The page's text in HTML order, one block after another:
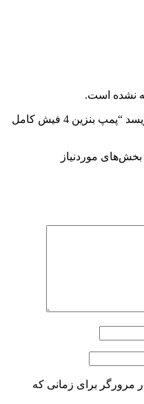
نشده است.
اولین کسی باشید که دیدگاهی می نویسد “پمپ بنزین 4 فیش کامل
بخش‌های موردنیاز
مرورگر برای زمانی که